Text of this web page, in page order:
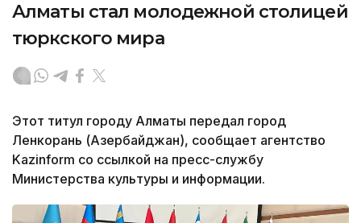
Алматы стал молодежной столицей
тюркского мира
Этот титул городу Алматы передал город
Ленкорань (Азербайджан), сообщает агентство
Kazinform со ссылкой на пресс-службу
Министерства культуры и информации.